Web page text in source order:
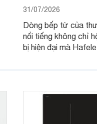
31/07/2026
Dòng bếp từ của
nổi tiếng không chỉ
bị hiện đại mà
gia đình.